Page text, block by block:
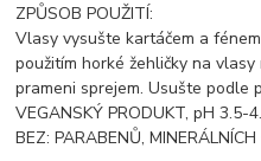
ZPŮSOB POUŽITÍ:
Vlasy vysušte kartáčem a
použitím horké žehličky na
prameni sprejem. Usušte podle
VEGANSKÝ PRODUKT, pH 3.5-
BEZ: PARABENŮ, MINERÁLNÍCH